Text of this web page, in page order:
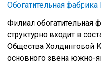
Обогатительная
Филиал обогатительная
структурно входит в
Общества Холдинговой
основного звена южно-